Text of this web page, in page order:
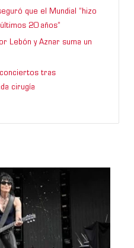
que el Mundial “hizo
20 años”
Lebón y Aznar suma un
tras
cirugía